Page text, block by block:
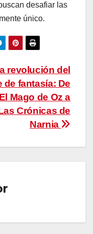
desafiar las
único.
revolución del
de fantasía: De
El Mago de Oz a
Crónicas de
Narnia